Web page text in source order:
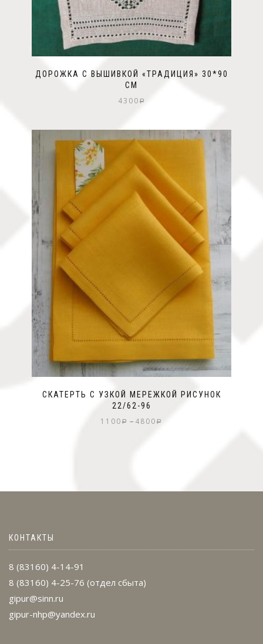
ДОРОЖКА С ВЫШИВКОЙ «ТРАДИЦИЯ» 30*90
СМ
4300 Р
СКАТЕРТЬ С УЗКОЙ МЕРЕЖКОЙ РИСУНОК
22/62-96
1100 Р – 4800 Р
КОНТАКТЫ
8 (83160) 4-14-91
8 (83160) 4-25-76 (отдел сбыта)
gipur@sinn.ru
gipur-nhp@yandex.ru